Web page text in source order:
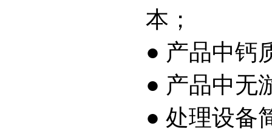
本；
● 产品中钙
● 产品中无
● 处理设备